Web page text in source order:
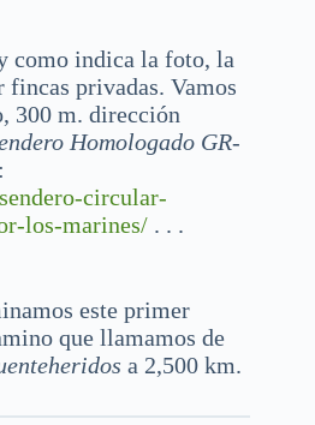
como indica la foto, la
fincas privadas. Vamos
300 m. dirección
Homologado GR-
circular-
los-marines/ . . .
este primer
que llamamos de
a 2,500 km.